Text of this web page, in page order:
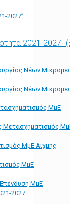
2027”
2021-
Νέων
Νέων
ΜμΕ
Μετασχηματισμός
ΜμΕ Αιχμής
ΜμΕ
ΜμΕ
2027